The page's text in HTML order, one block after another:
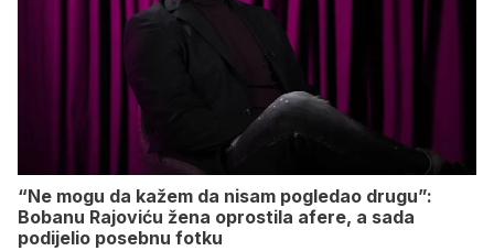
“Ne mogu da kažem da nisam pogledao drugu”:
Bobanu Rajoviću žena oprostila afere, a sada
podijelio posebnu fotku